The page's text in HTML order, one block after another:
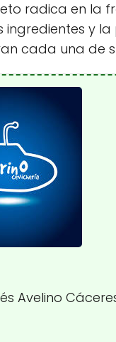
radica en la
ingredientes y la
cada una de
Avelino